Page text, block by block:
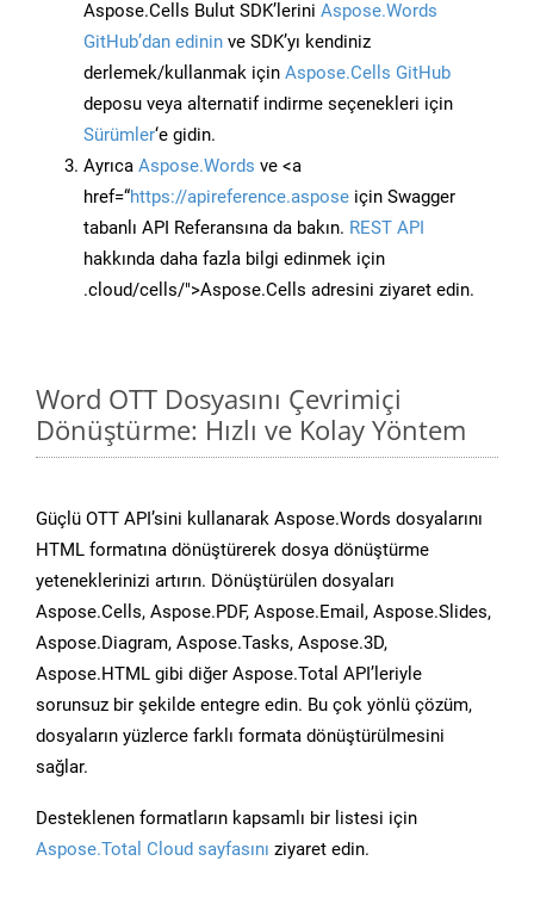
Aspose.Cells Bulut SDK’lerini Aspose.Words
GitHub’dan edinin ve SDK’yı kendiniz
derlemek/kullanmak için Aspose.Cells GitHub
deposu veya alternatif indirme seçenekleri için
Sürümler‘e gidin.
Ayrıca Aspose.Words ve <a
href=“https://apireference.aspose için Swagger
tabanlı API Referansına da bakın. REST API
hakkında daha fazla bilgi edinmek için
.cloud/cells/">Aspose.Cells adresini ziyaret edin.
Word OTT Dosyasını Çevrimiçi
Dönüştürme: Hızlı ve Kolay Yöntem
Güçlü OTT API’sini kullanarak Aspose.Words dosyalarını
HTML formatına dönüştürerek dosya dönüştürme
yeteneklerinizi artırın. Dönüştürülen dosyaları
Aspose.Cells, Aspose.PDF, Aspose.Email, Aspose.Slides,
Aspose.Diagram, Aspose.Tasks, Aspose.3D,
Aspose.HTML gibi diğer Aspose.Total API’leriyle
sorunsuz bir şekilde entegre edin. Bu çok yönlü çözüm,
dosyaların yüzlerce farklı formata dönüştürülmesini
sağlar.
Desteklenen formatların kapsamlı bir listesi için
Aspose.Total Cloud sayfasını ziyaret edin.